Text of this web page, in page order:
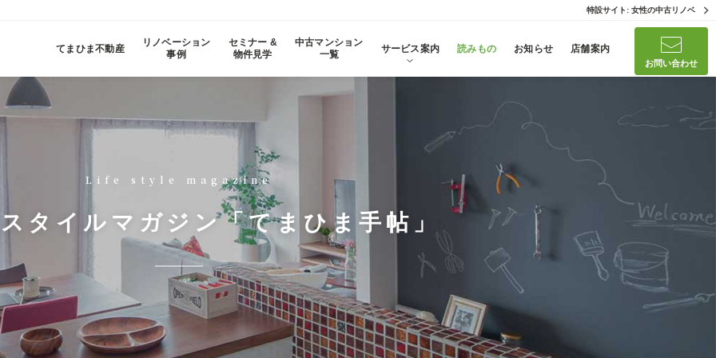
特設サイト: 女性の中古リノベ
てまひま不動産
リノベーション
事例
セミナー &
物件見学
中古マンション
一覧
サービス案内 読みもの お知らせ 店舗案内
お問い合わせ
Life style magazine
タイルマガジン「てまひま手帖」